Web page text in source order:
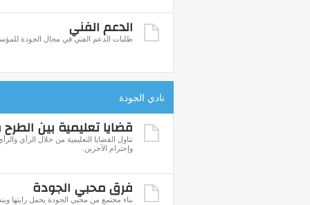
الدعم الفني
طلبات الدعم الفني في مجال الجودة
نادي الجودة
قضايا تعليمية بين
تناول القضايا التعليمية من خلال الرأي
وإحترام الآخرين.
فرق محبي الجودة
بناء مجتمع من محبي الجودة يحمل رايتها